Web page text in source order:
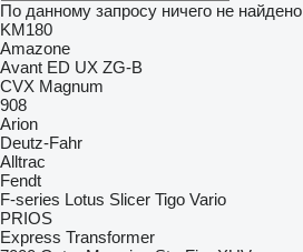
По данному запросу ничего не найдено
KM180
Amazone
Avant ED UX ZG-B
CVX Magnum
908
Arion
Deutz-Fahr
Alltrac
Fendt
F-series Lotus Slicer Tigo Vario
PRIOS
Express Transformer